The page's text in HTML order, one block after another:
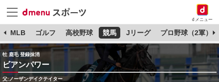
dメニュー
MLB ゴルフ 高校野球 競馬 Jリーグ プロ野球（2軍）
牡 鹿毛 登録抹消
ビアンパワー
父:ノーザンデイクテイター